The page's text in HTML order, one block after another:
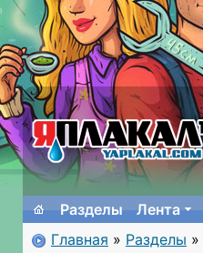
Разделы
Лента
Главная » Разделы »